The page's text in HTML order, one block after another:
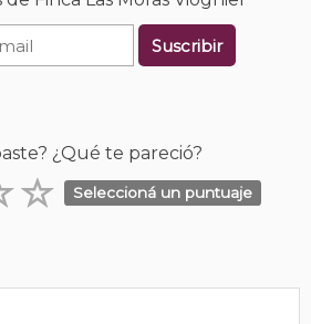
Suscribir
¿Qué te pareció?
Seleccioná un puntuaje